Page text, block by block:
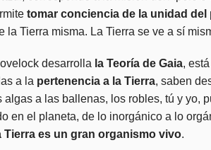
tomar conciencia de la unidad del
Tierra misma. La Tierra se ve a sí
desarrolla la Teoría de Gaia,
a la pertenencia a la Tierra, saben
a las ballenas, los robles, tú y yo,
en el planeta, de lo inorgánico a lo
Tierra es un gran organismo vivo.